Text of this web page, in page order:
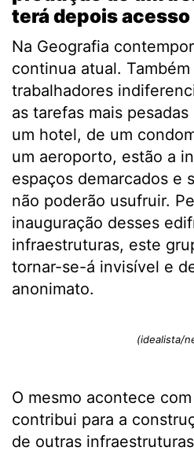
terá depois acesso
Na Geografia
continua atual.
trabalhadores
as tarefas mais
um hotel, de um
um aeroporto, estão a
espaços demarcados e
não poderão usufruir.
inauguração desses
infraestruturas, este
tornar-se-á invisível e
anonimato.
(idealista/
O mesmo acontece
contribui para a
de outras